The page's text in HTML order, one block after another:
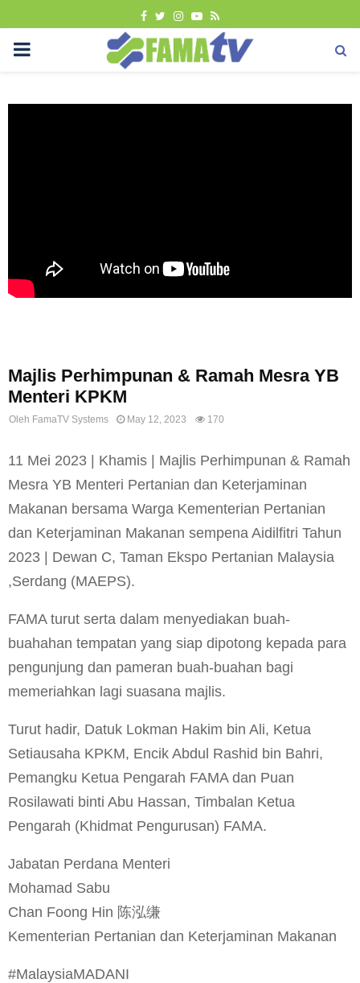
FACEBOOK
TWITTER
INSTAGRAM
YOUTUBE
RSS
PRIMARY
Majlis Perhimpunan & Ramah Mesra YB
Menteri KPKM
Oleh FamaTV Systems May 12, 2023 170
11 Mei 2023 | Khamis | Majlis Perhimpunan & Ramah
Mesra YB Menteri Pertanian dan Keterjaminan
Makanan bersama Warga Kementerian Pertanian
dan Keterjaminan Makanan sempena Aidilfitri Tahun
2023 | Dewan C, Taman Ekspo Pertanian Malaysia
,Serdang (MAEPS).
FAMA turut serta dalam menyediakan buah-
buahahan tempatan yang siap dipotong kepada para
pengunjung dan pameran buah-buahan bagi
memeriahkan lagi suasana majlis.
Turut hadir, Datuk Lokman Hakim bin Ali, Ketua
Setiausaha KPKM, Encik Abdul Rashid bin Bahri,
Pemangku Ketua Pengarah FAMA dan Puan
Rosilawati binti Abu Hassan, Timbalan Ketua
Pengarah (Khidmat Pengurusan) FAMA.
Jabatan Perdana Menteri
Mohamad Sabu
Chan Foong Hin 陈泓缣
Kementerian Pertanian dan Keterjaminan Makanan
#MalaysiaMADANI